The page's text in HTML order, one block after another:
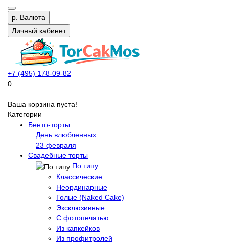
р. Валюта
Личный кабинет
+7 (495) 178-09-82
0
Ваша корзина пуста!
Категории
Бенто-торты
День влюбленных
23 февраля
Свадебные торты
По типу
Классические
Неординарные
Голые (Naked Cake)
Эксклюзивные
С фотопечатью
Из капкейков
Из профитролей